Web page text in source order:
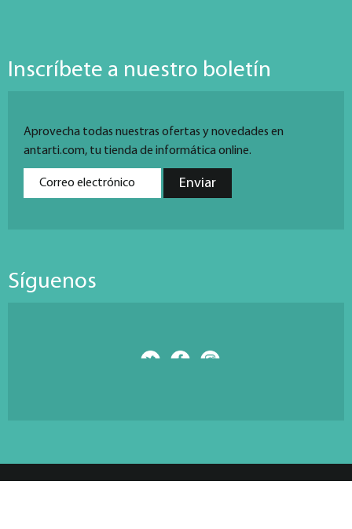
Inscríbete a nuestro boletín
Aprovecha todas nuestras ofertas y novedades en
antarti.com, tu tienda de informática online.
Síguenos